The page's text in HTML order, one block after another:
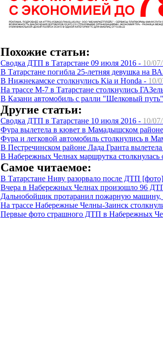
Похожие статьи:
Сводка ДТП в Татарстане 09 июля 2016 - 10/
В Татарстане погибла 25-летняя девушка на
В Нижнекамске столкнулись Kia и Honda - 10/
На трассе М-7 в Татарстане столкнулись
В Казани автомобиль с ралли "Шелковый
Другие статьи:
Сводка ДТП в Татарстане 10 июля 2016 - 10/
Фура вылетела в кювет в Мамадышском
Фура и легковой автомобиль столкнулись в
В Пестречинском районе Лада Гранта
В Набережных Челнах маршрутка столкнулась
Самое читаемое:
В Татарстане Ниву разорвало после ДТП
Вчера в Набережных Челнах произошло 96
Дальнобойщик протаранил пожарную
На трассе Набережные Челны-Заинск
Первые фото страшного ДТП в Набережных